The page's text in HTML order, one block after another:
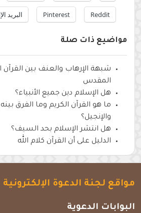
Reddit
Pinterest البريد
مواضيع ذات صلة
شبهة الإرهاب والعنف بين القرآن
المقدس
هل الإسلام دين جميع الأنبياء؟
ما هو القرآن الكريم وما الفرق بينه
والإنجيل؟
هل انتشر الإسلام بحد السيف؟
الدليل على أن القرآن كلام الله
مواقع لجنة الدعوة الإلكترونية
البوابات الدعوية